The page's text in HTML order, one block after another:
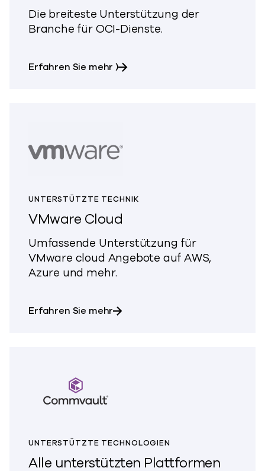
Die breiteste Unterstützung der
Branche für OCI-Dienste.
Erfahren Sie mehrüber Oracle Cloud
)
UNTERSTÜTZTE TECHNIK
VMware Cloud
Umfassende Unterstützung für
VMware cloud Angebote auf AWS,
Azure und mehr.
Erfahren Sie mehrüber VMware Cloud
UNTERSTÜTZTE TECHNOLOGIEN
Alle unterstützten Plattformen